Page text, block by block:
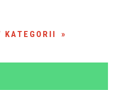
KATEGORII